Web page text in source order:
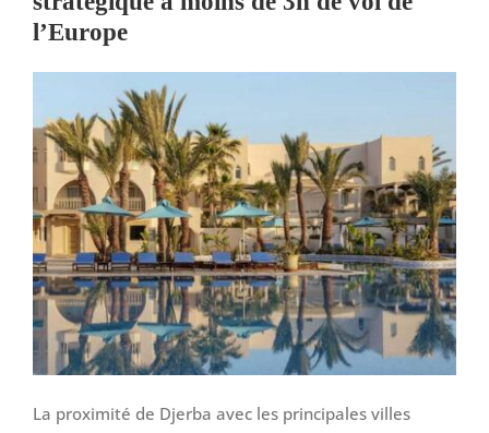
l’Europe
La proximité de Djerba avec les principales villes